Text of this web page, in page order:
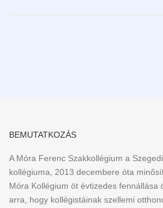
BEMUTATKOZÁS
A Móra Ferenc Szakkollégium a
kollégiuma, 2013 decembere óta
Móra Kollégium öt évtizedes fennállása
arra, hogy kollégistáinak szellemi